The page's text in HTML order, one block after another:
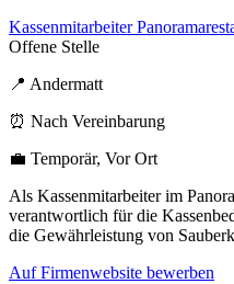
Kassenmitarbeiter
Offene Stelle
📍 Andermatt
⏰ Nach Vereinbarung
💼 Temporär, Vor Ort
Als Kassenmitarbeiter im
verantwortlich für die
die Gewährleistung von
Auf Firmenwebsite bewerben